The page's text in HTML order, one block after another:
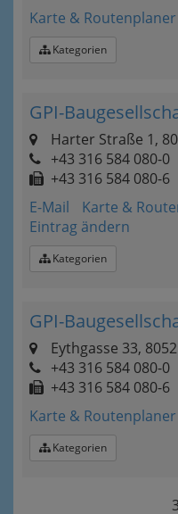
Karte & Routenplaner
Kategorien
GPI-
Harter Straße 1,
+43 316 584 080-0
+43 316 584 080-6
E-Mail
Karte &
Eintrag ändern
Kategorien
GPI-
Eythgasse 33,
+43 316 584 080-0
+43 316 584 080-6
Karte & Routenplaner
Kategorien